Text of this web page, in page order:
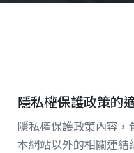
隱私權保護政策的
隱私權保護政策內容
本網站以外的相關連結